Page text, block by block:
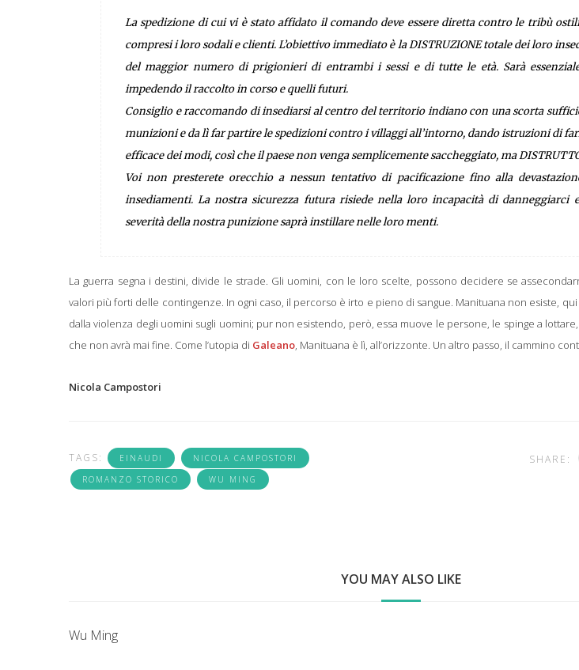
La spedizione di cui vi è stato affidato il comando deve essere diretta contro le tribù
compresi i loro sodali e clienti. L’obiettivo immediato è la DISTRUZIONE totale dei loro
del maggior numero di prigionieri di entrambi i sessi e di tutte le età. Sarà
impedendo il raccolto in corso e quelli futuri.
Consiglio e raccomando di insediarsi al centro del territorio indiano con una scorta
munizioni e da lì far partire le spedizioni contro i villaggi all’intorno, dando istruzioni di
efficace dei modi, così che il paese non venga semplicemente saccheggiato, ma
Voi non presterete orecchio a nessun tentativo di pacificazione fino alla
insediamenti. La nostra sicurezza futura risiede nella loro incapacità di danneggiarci
severità della nostra punizione saprà instillare nelle loro menti.
La guerra segna i destini, divide le strade. Gli uomini, con le loro scelte, possono decidere se
valori più forti delle contingenze. In ogni caso, il percorso è irto e pieno di sangue. Manituana non esiste,
dalla violenza degli uomini sugli uomini; pur non esistendo, però, essa muove le persone, le spinge a
che non avrà mai fine. Come l’utopia di Galeano , Manituana è lì, all’orizzonte. Un altro passo, il cammino
Nicola Campostori
TAGS: EINAUDI
NICOLA CAMPOSTORI
ROMANZO STORICO
WU MING
SHARE:
YOU MAY ALSO LIKE
Wu Ming